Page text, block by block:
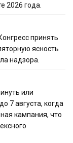
2026 года.
принять
ясность
надзора.
или
7 августа, когда
кампания, что